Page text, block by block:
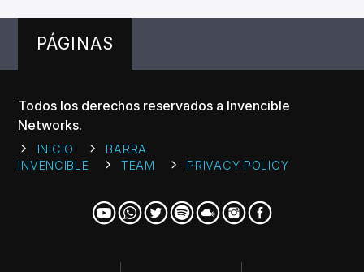
PÁGINAS
Todos los derechos reservados a Invencible
Networks.
INICIO
BARRA
INVENCIBLE
TEAM PRIVACY POLICY